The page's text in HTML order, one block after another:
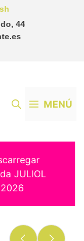
44
MENÚ
JULIOL
2026